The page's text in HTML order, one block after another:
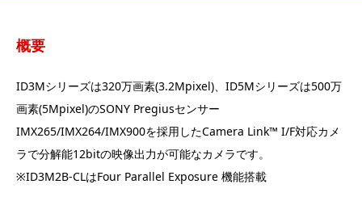
概要
ID3Mシリーズは320万画素(3.2Mpixel)、ID5Mシリーズは500万
画素(5Mpixel)のSONY Pregiusセンサー
IMX265/IMX264/IMX900を採用したCamera Link™ I/F対応カメ
ラで分解能12bitの映像出力が可能なカメラです。
※ID3M2B-CLはFour Parallel Exposure 機能搭載